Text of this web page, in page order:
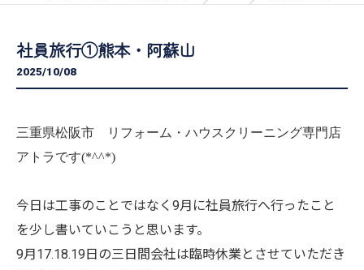
社員旅行①熊本・阿蘇山
2025/10/08
三重県松阪市 リフォーム・ハウスクリーニング専門店
アトラです(*^^*)
今日は工事のことではなく9月に社員旅行へ行ったこと
を少し書いていこうと思います。
9月17.18.19日の三日間会社は臨時休業とさせていただき